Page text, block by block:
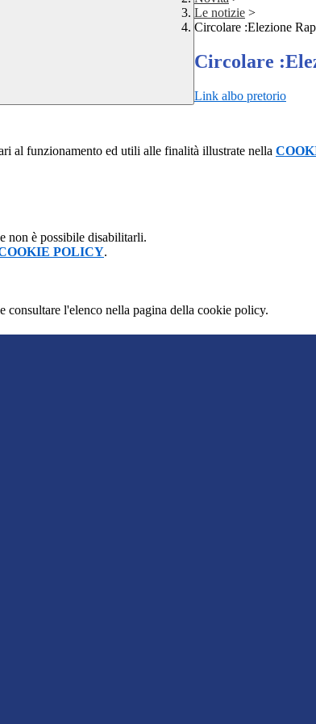
Le notizie >
Circolare :Elezione
Circolare
Link albo pretorio
al funzionamento ed utili alle finalità illustrate nella
non è possibile disabilitarli.
POLICY.
consultare l'elenco nella pagina della cookie policy.